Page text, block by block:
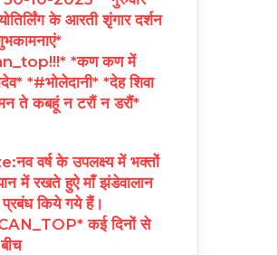
के आरती शृंगार दर्शन
*कण कण में
*#भोलेदानी* *देह शिवा
ते कबहूं न टरौं न डरौं*
वर्ष के उपलक्ष्य में भक्तों
में रखते हुऐ माँ झंडेवालान
प्रबंध किये गये हैं।
कई दिनों से